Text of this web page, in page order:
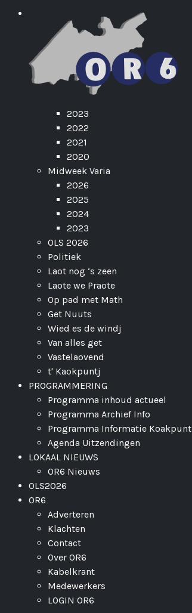
2023
2022
2021
2020
Midweek Varia
2026
2025
2024
2023
OLS 2026
Politiek
Laot nog ‘s zeen
Laote we Praote
Op pad met Math
Get Nuuts
Wied es de windj
Van alles get
Vastelaovend
t' Kaokpuntj
PROGRAMMERING
Programma inhoud actueel
Programma Archief Info
Programma Informatie Koakpunt
Agenda Uitzendingen
LOKAAL NIEUWS
OR6 Nieuws
OLS2026
OR6
Adverteren
Klachten
Contact
Over OR6
Kabelkrant
Medewerkers
LOGIN OR6